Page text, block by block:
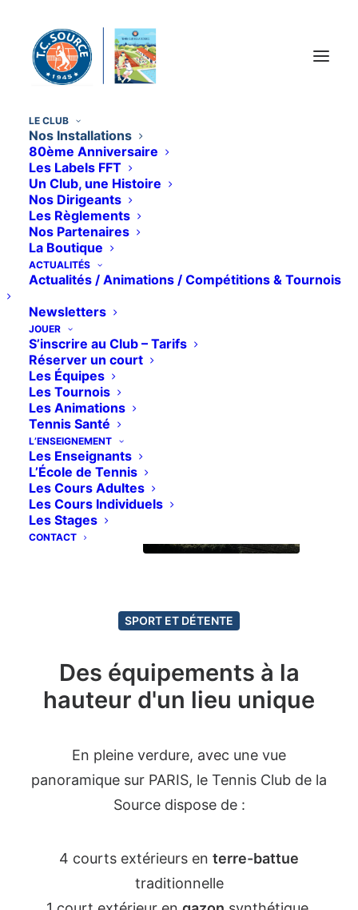
LE CLUB
Nos Installations
80ème Anniversaire
Les Labels FFT
Un Club, une Histoire
Nos Dirigeants
Les Règlements
Nos Partenaires
La Boutique
ACTUALITÉS
Actualités / Animations / Compétitions & Tournois
Newsletters
JOUER
S’inscrire au Club – Tarifs
Réserver un court
Les Équipes
Les Tournois
Les Animations
Tennis Santé
L’ENSEIGNEMENT
Les Enseignants
L’École de Tennis
Les Cours Adultes
Les Cours Individuels
Les Stages
CONTACT
NOS INSTALLATIONS
SPORT ET DÉTENTE
Des équipements à la
hauteur d'un lieu unique
En pleine verdure, avec une vue
panoramique sur PARIS, le Tennis Club de la
Source dispose de :
4 courts extérieurs en terre-battue
traditionnelle